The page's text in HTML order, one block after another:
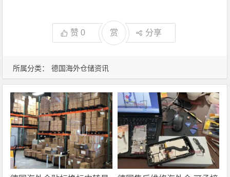
所属分类： 德国海外仓储资讯
赞0 赏 分享